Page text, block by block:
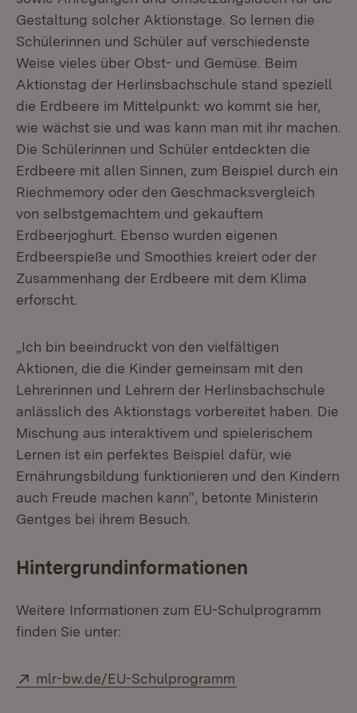
Gestaltung solcher Aktionstage. So lernen die
Schülerinnen und Schüler auf verschiedenste
Weise vieles über Obst- und Gemüse. Beim
Aktionstag der Herlinsbachschule stand speziell
die Erdbeere im Mittelpunkt: wo kommt sie her,
wie wächst sie und was kann man mit ihr machen.
Die Schülerinnen und Schüler entdeckten die
Erdbeere mit allen Sinnen, zum Beispiel durch ein
Riechmemory oder den Geschmacksvergleich
von selbstgemachtem und gekauftem
Erdbeerjoghurt. Ebenso wurden eigenen
Erdbeerspieße und Smoothies kreiert oder der
Zusammenhang der Erdbeere mit dem Klima
erforscht.
„Ich bin beeindruckt von den vielfältigen
Aktionen, die die Kinder gemeinsam mit den
Lehrerinnen und Lehrern der Herlinsbachschule
anlässlich des Aktionstags vorbereitet haben. Die
Mischung aus interaktivem und spielerischem
Lernen ist ein perfektes Beispiel dafür, wie
Ernährungsbildung funktionieren und den Kindern
auch Freude machen kann“, betonte Ministerin
Gentges bei ihrem Besuch.
Hintergrundinformationen
Weitere Informationen zum EU-Schulprogramm
finden Sie unter:
Extern:
mlr-bw.de/EU-Schulprogramm